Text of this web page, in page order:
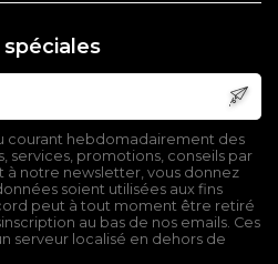
courant hebdomadairement des
services, promotions, conseils par
à notre newsletter, vous donnez
soient utilisées aux fins
peut à tout moment être retiré
au bas de nos emails. Ces
serveur localisé en dehors de